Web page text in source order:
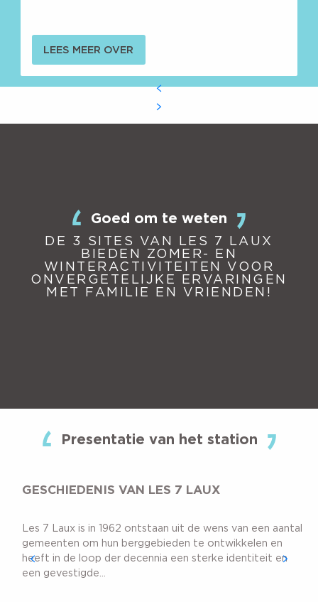
LEES MEER OVER
Goed om te weten
DE 3 SITES VAN LES 7 LAUX
BIEDEN ZOMER- EN
WINTERACTIVITEITEN VOOR
ONVERGETELIJKE ERVARINGEN
MET FAMILIE EN VRIENDEN!
Presentatie van het station
GESCHIEDENIS VAN LES 7 LAUX
Les 7 Laux is in 1962 ontstaan uit de wens van een aantal
gemeenten om hun berggebieden te ontwikkelen en
heeft in de loop der decennia een sterke identiteit en
een gevestigde...